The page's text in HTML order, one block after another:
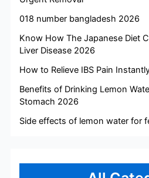
018 number bangladesh 2026
Know How The Japanese Diet
Liver Disease 2026
How to Relieve IBS Pain
Benefits of Drinking Lemon
Stomach 2026
Side effects of lemon water for